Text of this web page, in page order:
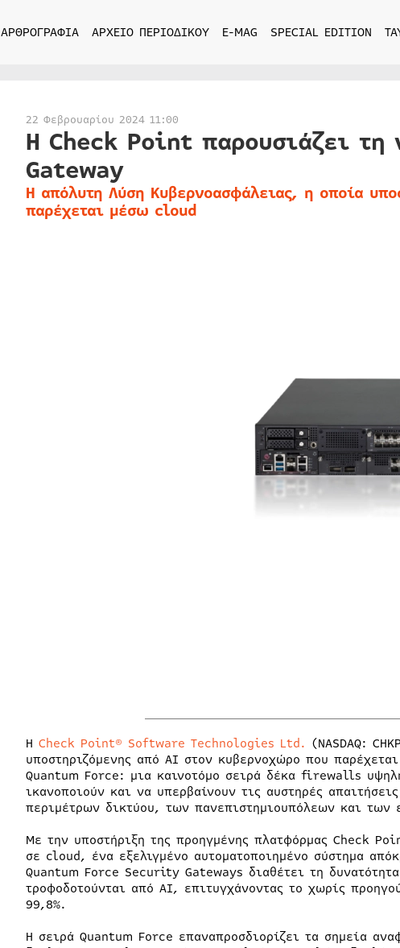
ΑΡΘΡΟΓΡΑΦΙΑ ΑΡΧΕΙΟ ΠΕΡΙΟΔΙΚΟΥ E-MAG SPECIAL EDITION
22 Φεβρουαρίου 2024 11:00
Η Check Point παρουσιάζει τη
Gateway
Η απόλυτη Λύση Κυβερνοασφάλειας, η οποία
παρέχεται μέσω cloud
Η Check Point® Software Technologies Ltd. (NASDAQ:
υποστηριζόμενης από AI στον κυβερνοχώρο που
Quantum Force: μια καινοτόμο σειρά δέκα firewalls
ικανοποιούν και να υπερβαίνουν τις αυστηρές
περιμέτρων δικτύου, των πανεπιστημιουπόλεων και
Με την υποστήριξη της προηγμένης πλατφόρμας Check
σε cloud, ένα εξελιγμένο αυτοματοποιημένο σύστημα
Quantum Force Security Gateways διαθέτει τη
τροφοδοτούνται από AI, επιτυγχάνοντας το χωρίς
99,8%.
Η σειρά Quantum Force επαναπροσδιορίζει τα σημεία